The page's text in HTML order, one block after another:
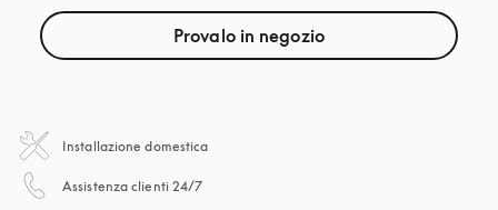
Provalo in negozio
Installazione domestica
Assistenza clienti 24/7